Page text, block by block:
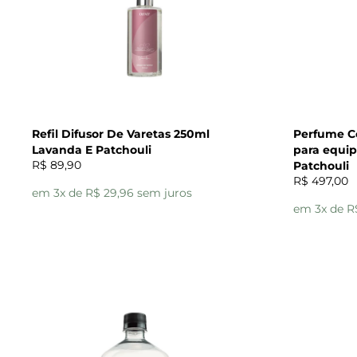
Refil Difusor De Varetas 250ml
Lavanda E Patchouli
R$ 89,90
em 3x de R$ 29,96 sem juros
Perfume
para
Patchouli
R$ 497,00
em 3x de